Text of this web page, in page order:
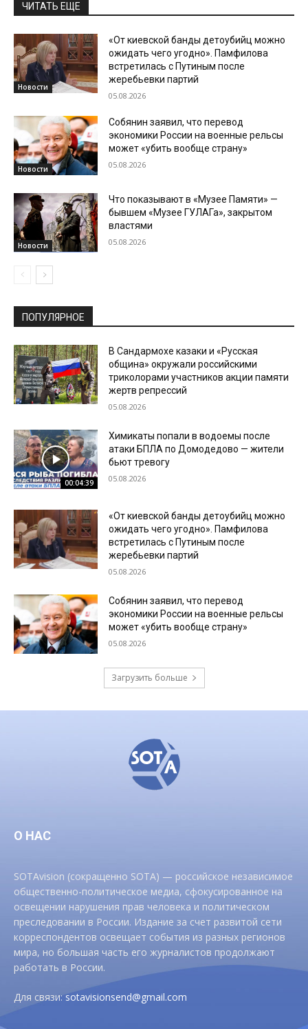
ЧИТАТЬ ЕЩЕ
Новости
«От киевской банды детоубийц можно
ожидать чего угодно». Памфилова
встретилась с Путиным после
жеребьевки партий
05.08.2026
Новости
Собянин заявил, что перевод
экономики России на военные рельсы
может «убить вообще страну»
05.08.2026
Новости
Что показывают в «Музее Памяти» —
бывшем «Музее ГУЛАГа», закрытом
властями
05.08.2026
ПОПУЛЯРНОЕ
В Сандармохе казаки и «Русская
община» окружали российскими
триколорами участников акции памяти
жертв репрессий
05.08.2026
00:04:39
Химикаты попали в водоемы после
атаки БПЛА по Домодедово — жители
бьют тревогу
05.08.2026
«От киевской банды детоубийц можно
ожидать чего угодно». Памфилова
встретилась с Путиным после
жеребьевки партий
05.08.2026
Собянин заявил, что перевод
экономики России на военные рельсы
может «убить вообще страну»
05.08.2026
Загрузить больше
О НАС
SOTAvision (сокращенно SOTA) — российское независимое
общественно-политическое медиа, сфокусированное на
освещении нарушения прав человека и политическом
преследовании в России. Издание за счет развитой сети
корреспондентов освещает события из разных регионов
мира, но большая часть его журналистов продолжают
работать в России.
Для связи:sotavisionsend@gmail.com